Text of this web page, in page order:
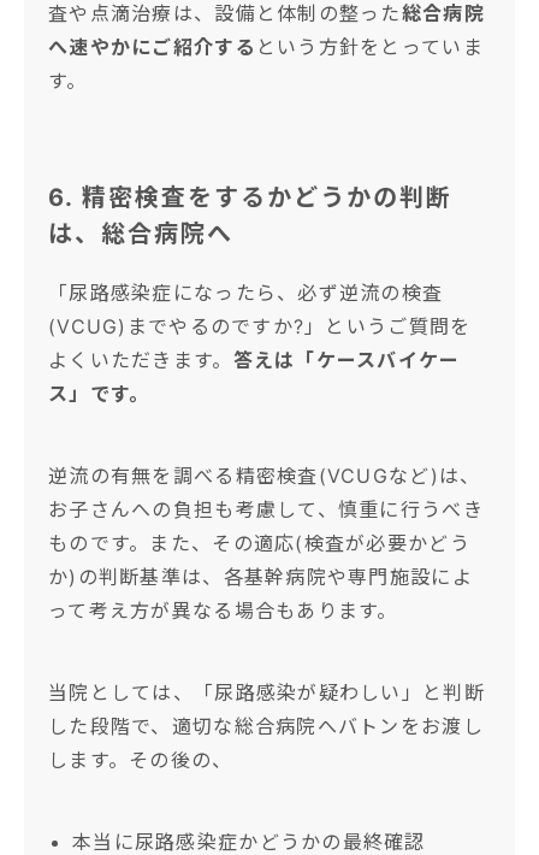
査や点滴治療は、設備と体制の整った総合病院
へ速やかにご紹介する という方針をとっていま
す。
6. 精密検査をするかどうかの判断
は、総合病院へ
「尿路感染症になったら、必ず逆流の検査
(VCUG)までやるのですか?」というご質問を
よくいただきます。 答えは「ケースバイケー
ス」です。
逆流の有無を調べる精密検査(VCUGなど)は、
お子さんへの負担も考慮して、慎重に行うべき
ものです。また、その適応(検査が必要かどう
か)の判断基準は、各基幹病院や専門施設によ
って考え方が異なる場合もあります。
当院としては、「尿路感染が疑わしい」と判断
した段階で、適切な総合病院へバトンをお渡し
します。その後の、
本当に尿路感染症かどうかの最終確認